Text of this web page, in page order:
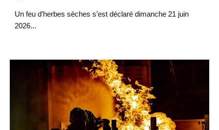
Un feu d’herbes sèches s’est déclaré dimanche 21 juin
2026...